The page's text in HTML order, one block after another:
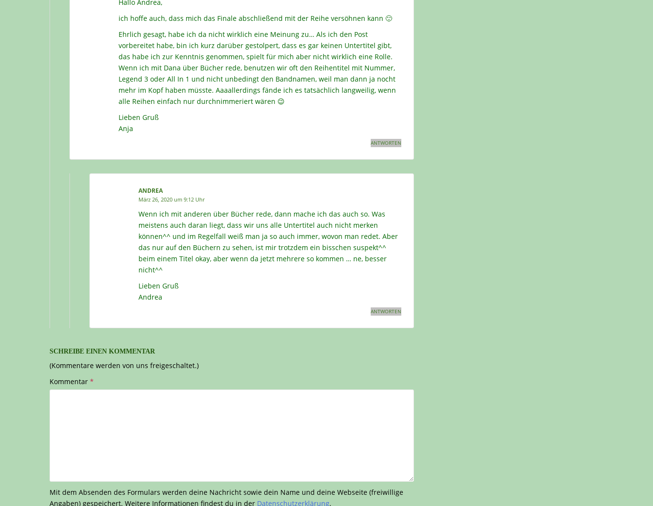
Hallo Andrea,
ich hoffe auch, dass mich das Finale abschließend mit der Reihe versöhnen kann 🙂
Ehrlich gesagt, habe ich da nicht wirklich eine Meinung zu… Als ich den Post
vorbereitet habe, bin ich kurz darüber gestolpert, dass es gar keinen Untertitel gibt,
das habe ich zur Kenntnis genommen, spielt für mich aber nicht wirklich eine Rolle.
Wenn ich mit Dana über Bücher rede, benutzen wir oft den Reihentitel mit Nummer,
Legend 3 oder All In 1 und nicht unbedingt den Bandnamen, weil man dann ja nocht
mehr im Kopf haben müsste. Aaaallerdings fände ich es tatsächlich langweilig, wenn
alle Reihen einfach nur durchnimmeriert wären 😉
Lieben Gruß
Anja
ANTWORTEN
ANDREA
März 26, 2020 um 9:12 Uhr
Wenn ich mit anderen über Bücher rede, dann mache ich das auch so. Was
meistens auch daran liegt, dass wir uns alle Untertitel auch nicht merken
können^^ und im Regelfall weiß man ja so auch immer, wovon man redet. Aber
das nur auf den Büchern zu sehen, ist mir trotzdem ein bisschen suspekt^^
beim einem Titel okay, aber wenn da jetzt mehrere so kommen … ne, besser
nicht^^
Lieben Gruß
Andrea
ANTWORTEN
SCHREIBE EINEN KOMMENTAR
(Kommentare werden von uns freigeschaltet.)
Kommentar *
Mit dem Absenden des Formulars werden deine Nachricht sowie dein Name und deine Webseite (freiwillige
Angaben) gespeichert. Weitere Informationen findest du in der Datenschutzerklärung.